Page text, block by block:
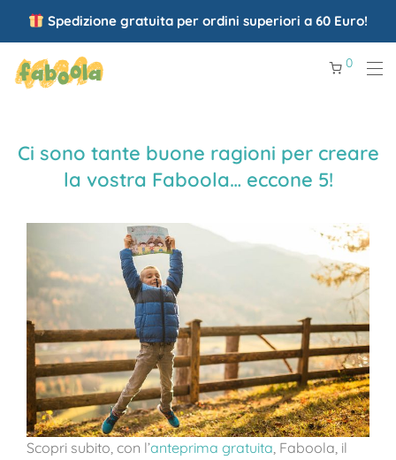
Spedizione gratuita per ordini superiori a 60 Euro!
0
Ci sono tante buone ragioni per creare
la vostra Faboola… eccone 5!
Scopri subito, con l’anteprima gratuita, Faboola, il